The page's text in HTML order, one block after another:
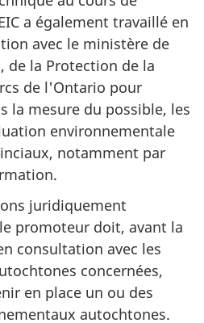
a également travaillé en
avec le ministère de
de la Protection de la
de l'Ontario pour
la mesure du possible, les
environnementale
notamment par
juridiquement
promoteur doit, avant la
consultation avec les
concernées,
en place un ou des
autochtones.